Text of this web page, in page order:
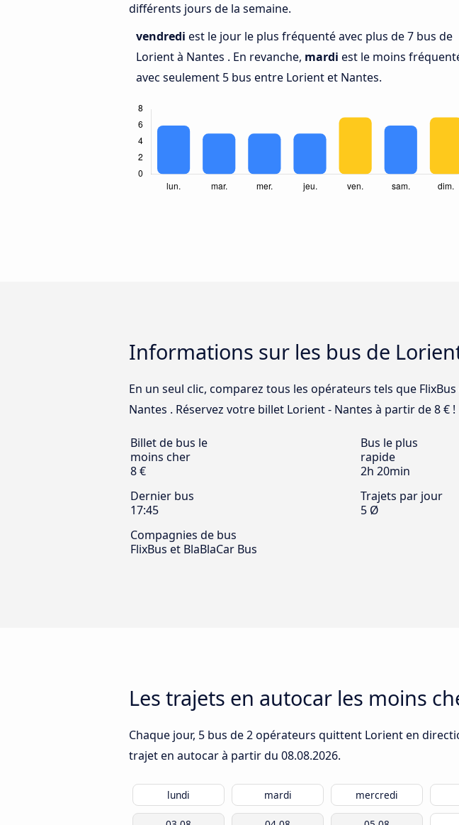
différents jours de la semaine.
vendredi est le jour le plus fréquenté avec plus de 7 bus de
Lorient à Nantes . En revanche, mardi est le moins
avec seulement 5 bus entre Lorient et Nantes.
Informations sur les bus de
En un seul clic, comparez tous les opérateurs tels que
Nantes . Réservez votre billet Lorient - Nantes à partir de 8 € !
Billet de bus le
moins cher
8 €
Bus le plus
rapide
2h 20min
Dernier bus
17:45
Trajets par jour
5 Ø
Compagnies de bus
FlixBus et BlaBlaCar Bus
Les trajets en autocar les moins
Chaque jour, 5 bus de 2 opérateurs quittent Lorient en
trajet en autocar à partir du 08.08.2026.
lundi mardi mercredi